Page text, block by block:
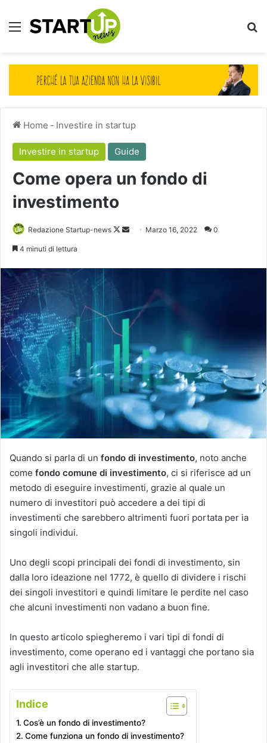
Menu
Home - Investire in startup
Investire in startup Guide
Come opera un fondo di
investimento
Redazione Startup-news
Follow
Invia Marzo 16, 2022 0
4 minuti di lettura
Quando si parla di un fondo di investimento, noto anche
come fondo comune di investimento, ci si riferisce ad un
metodo di eseguire investimenti, grazie al quale un
numero di investitori può accedere a dei tipi di
investimenti che sarebbero altrimenti fuori portata per ia
singoli individui.
Uno degli scopi principali dei fondi di investimento, sin
dalla loro ideazione nel 1772, è quello di dividere i rischi
dei singoli investitori e quindi limitare le perdite nel caso
che alcuni investimenti non vadano a buon fine.
In questo articolo spiegheremo i vari tipi di fondi di
investimento, come operano ed i vantaggi che portano sia
agli investitori che alle startup.
Indice
Cos’è un fondo di investimento?
Come funziona un fondo di investimento?